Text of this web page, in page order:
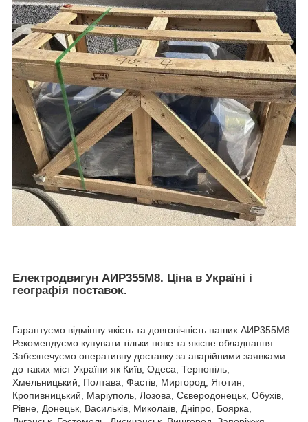
Електродвигун АИР355M8. Ціна в Україні і
географія поставок.
Гарантуємо відмінну якість та довговічність наших АИР355M8.
Рекомендуємо купувати тільки нове та якісне обладнання.
Забезпечуємо оперативну доставку за аварійними заявками
до таких міст України як Київ, Одеса, Тернопіль,
Хмельницький, Полтава, Фастів, Миргород, Яготин,
Кропивницький, Маріуполь, Лозова, Сєверодонецьк, Обухів,
Рівне, Донецьк, Васильків, Миколаїв, Дніпро, Боярка,